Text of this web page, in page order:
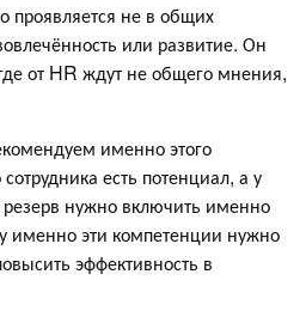
проявляется не в общих
или развитие. Он
от HR ждут не общего мнения,
именно этого
есть потенциал, а у
нужно включить именно
именно эти компетенции нужно
эффективность в